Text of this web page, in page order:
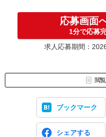
応募画面
1分で応募
求人応募期間：
閲
ブックマーク
シェアする